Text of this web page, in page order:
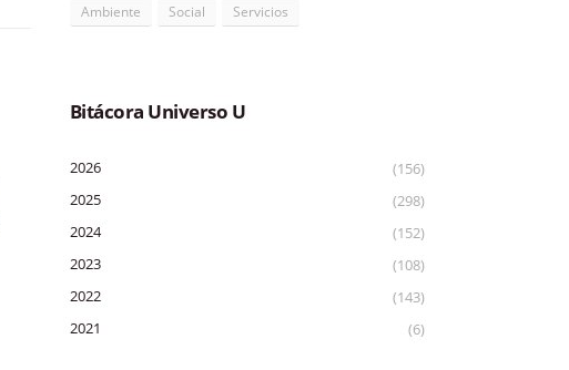
Ambiente
Social Servicios
Bitácora Universo U
2026
(156)
2025
(298)
2024
(152)
2023
(108)
2022
(143)
2021
(6)